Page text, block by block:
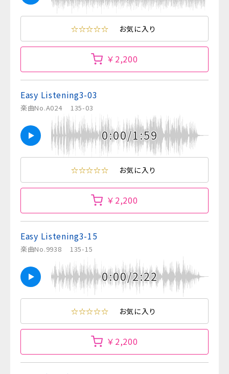
☆☆☆☆☆ お気に入り
￥2,200
Easy Listening3-03
楽曲No.A024 135-03
0:00/1:59
☆☆☆☆☆ お気に入り
￥2,200
Easy Listening3-15
楽曲No.9938 135-15
0:00/2:22
☆☆☆☆☆ お気に入り
￥2,200